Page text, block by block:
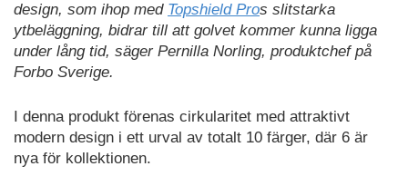
design, som ihop med Topshield Pros slitstarka
ytbeläggning, bidrar till att golvet kommer kunna ligga
under lång tid, säger Pernilla Norling, produktchef på
Forbo Sverige.
I denna produkt förenas cirkularitet med attraktivt
modern design i ett urval av totalt 10 färger, där 6 är
nya för kollektionen.